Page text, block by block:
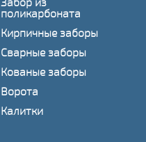
поликарбоната
Кирпичные заборы
Сварные заборы
Кованые заборы
Ворота
Калитки